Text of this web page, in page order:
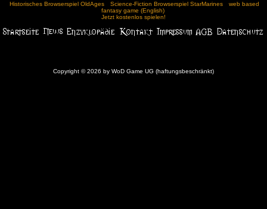
Historisches Browserspiel OldAges Science-Fiction Browserspiel StarMarines
web based
fantasy game (English)
Jetzt kostenlos spielen!
Copyright © 2026 by WoD Game UG (haftungsbeschränkt)